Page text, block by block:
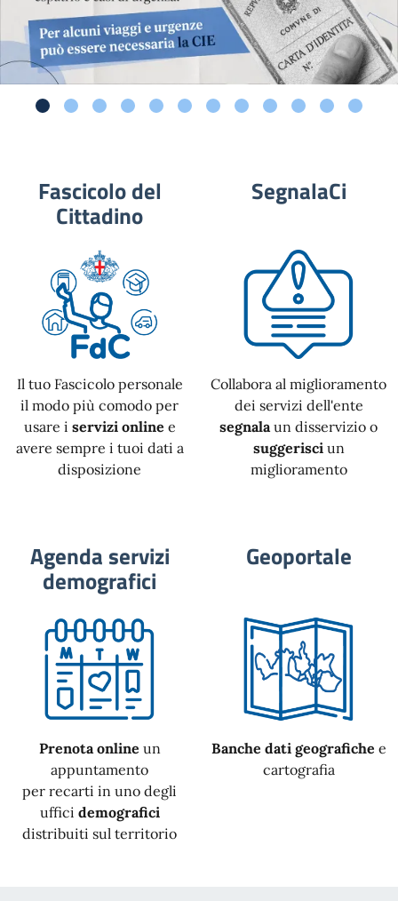
Fascicolo del
Cittadino
Il tuo Fascicolo personale
il modo più comodo per
usare i servizi online e
avere sempre i tuoi dati a
disposizione
SegnalaCi
Collabora al miglioramento
dei servizi dell'ente
segnala un disservizio o
suggerisciun
miglioramento
Agenda servizi
demografici
Prenota online un
appuntamento
per recarti in uno degli
uffici demografici
distribuiti sul territorio
Geoportale
Banche dati geografiche e
cartografia